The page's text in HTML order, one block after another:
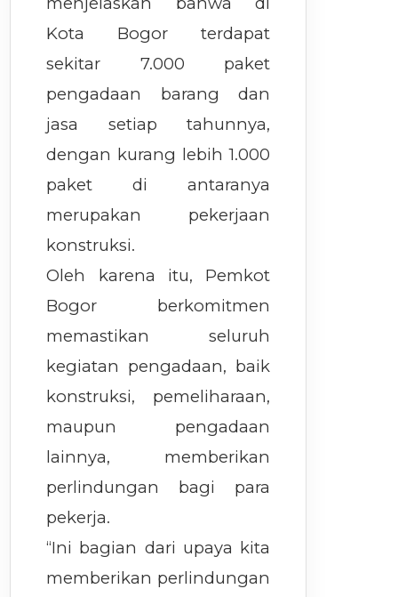
Kota Bogor terdapat
sekitar 7.000 paket
pengadaan barang dan
jasa setiap tahunnya,
dengan kurang lebih 1.000
paket di antaranya
merupakan pekerjaan
konstruksi.
Oleh karena itu, Pemkot
Bogor berkomitmen
memastikan seluruh
kegiatan pengadaan, baik
konstruksi, pemeliharaan,
maupun pengadaan
lainnya, memberikan
perlindungan bagi para
pekerja.
“Ini bagian dari upaya kita
memberikan perlindungan